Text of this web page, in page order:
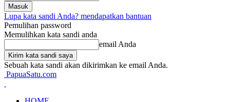
Lupa kata sandi Anda? mendapatkan bantuan
Pemulihan password
Memulihkan kata sandi anda
email Anda
Sebuah kata sandi akan dikirimkan ke email Anda.
PapuaSatu.com